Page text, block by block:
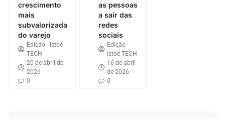
crescimento
mais
subvalorizada
do varejo
Edição - Istoé
TECH
20 de abril de
2026
0
as pessoas
a sair das
redes
sociais
Edição -
Istoé TECH
16 de abril
de 2026
0